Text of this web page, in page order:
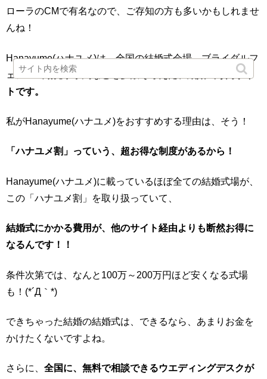
ローラのCMで有名なので、ご存知の方も多いかもしれませ
んね！
Hanayume(ハナユメ)は、全国の結婚式会場、ブライダルフ
ェア・式場見学予約などを多数そろえた、
結婚式専門サイ
トです。
私がHanayume(ハナユメ)をおすすめする理由は、そう！
「ハナユメ割」っていう、超お得な制度があるから！
Hanayume(ハナユメ)に載っているほぼ全ての結婚式場が、
この「ハナユメ割」を取り扱っていて、
結婚式にかかる費用が、他のサイト経由よりも断然お得に
なるんです！！
条件次第では、なんと100万～200万円ほど安くなる式場
も！(*´Д｀*)
できちゃった結婚の結婚式は、できるなら、あまりお金を
かけたくないですよね。
さらに、 全国に、無料で相談できるウエディングデスクが